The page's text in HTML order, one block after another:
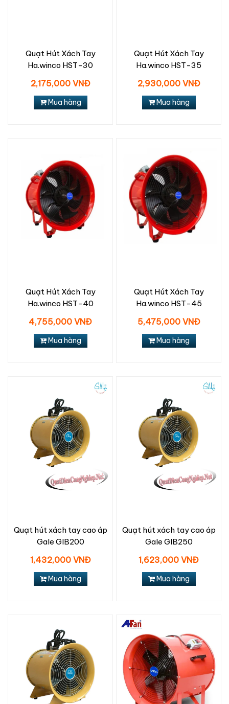
Quạt Hút Xách Tay
Ha.winco HST-30
2,175,000 VNĐ
Mua hàng
Quạt Hút Xách Tay
Ha.winco HST-35
2,930,000 VNĐ
Mua hàng
Quạt Hút Xách Tay
Ha.winco HST-40
4,755,000 VNĐ
Mua hàng
Quạt Hút Xách Tay
Ha.winco HST-45
5,475,000 VNĐ
Mua hàng
Quạt hút xách tay cao áp
Gale GIB200
1,432,000 VNĐ
Mua hàng
Quạt hút xách tay cao áp
Gale GIB250
1,623,000 VNĐ
Mua hàng